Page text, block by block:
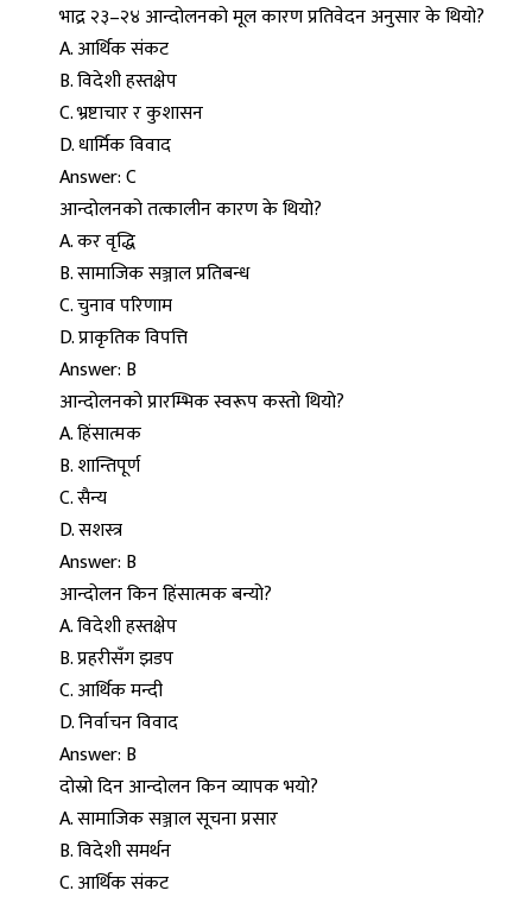
भाद्र २३–२४ आन्दोलनको मूल कारण प्रतिवेदन अनुसार के थियो?
A. आर्थिक संकट
B. विदेशी हस्तक्षेप
C. भ्रष्टाचार र कुशासन
D. धार्मिक विवाद
Answer: C
आन्दोलनको तत्कालीन कारण के थियो?
A. कर वृद्धि
B. सामाजिक सञ्जाल प्रतिबन्ध
C. चुनाव परिणाम
D. प्राकृतिक विपत्ति
Answer: B
आन्दोलनको प्रारम्भिक स्वरूप कस्तो थियो?
A. हिंसात्मक
B. शान्तिपूर्ण
C. सैन्य
D. सशस्त्र
Answer: B
आन्दोलन किन हिंसात्मक बन्यो?
A. विदेशी हस्तक्षेप
B. प्रहरीसँग झडप
C. आर्थिक मन्दी
D. निर्वाचन विवाद
Answer: B
दोस्रो दिन आन्दोलन किन व्यापक भयो?
A. सामाजिक सञ्जाल सूचना प्रसार
B. विदेशी समर्थन
C. आर्थिक संकट